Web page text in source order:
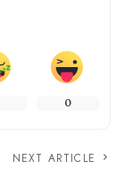
0
NEXT ARTICLE